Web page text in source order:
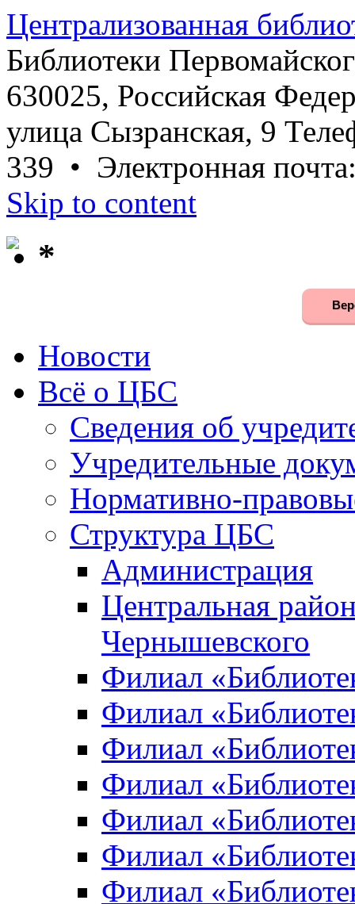
Централизованная
Библиотеки
630025, Российская
улица Сызранская, 9
339 • Электронная
Skip to content
*
Новости
Всё о ЦБС
Сведения об
Учредительные
Нормативно-
Структура ЦБС
Администрация
Центральная
Чернышевского
Филиал
Филиал
Филиал
Филиал
Филиал
Филиал
Филиал